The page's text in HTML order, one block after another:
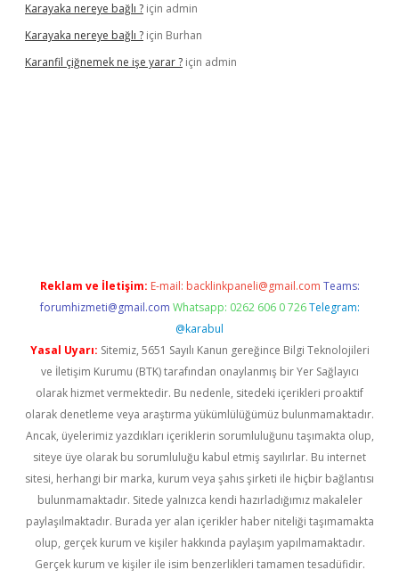
Karayaka nereye bağlı ? için admin
Karayaka nereye bağlı ? için Burhan
Karanfil çiğnemek ne işe yarar ? için admin
Reklam ve İletişim: E-mail: backlinkpaneli@gmail.com Teams:
forumhizmeti@gmail.com Whatsapp: 0262 606 0 726 Telegram:
@karabul
Yasal Uyarı: Sitemiz, 5651 Sayılı Kanun gereğince Bilgi Teknolojileri
ve İletişim Kurumu (BTK) tarafından onaylanmış bir Yer Sağlayıcı
olarak hizmet vermektedir. Bu nedenle, sitedeki içerikleri proaktif
olarak denetleme veya araştırma yükümlülüğümüz bulunmamaktadır.
Ancak, üyelerimiz yazdıkları içeriklerin sorumluluğunu taşımakta olup,
siteye üye olarak bu sorumluluğu kabul etmiş sayılırlar. Bu internet
sitesi, herhangi bir marka, kurum veya şahıs şirketi ile hiçbir bağlantısı
bulunmamaktadır. Sitede yalnızca kendi hazırladığımız makaleler
paylaşılmaktadır. Burada yer alan içerikler haber niteliği taşımamakta
olup, gerçek kurum ve kişiler hakkında paylaşım yapılmamaktadır.
Gerçek kurum ve kişiler ile isim benzerlikleri tamamen tesadüfidir.